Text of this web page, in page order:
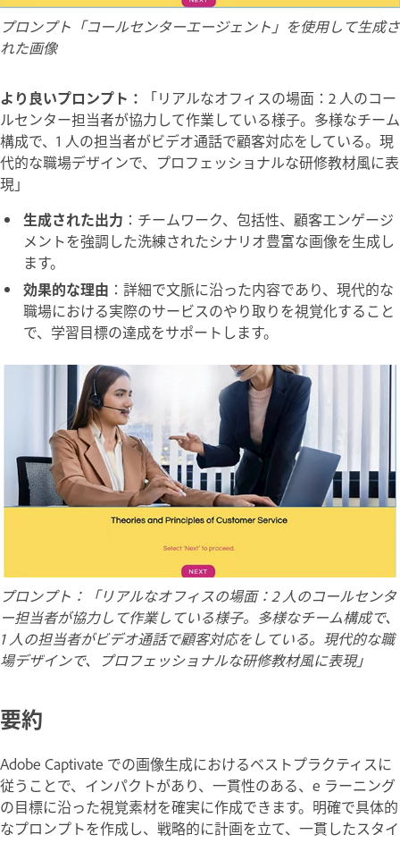
プロンプト「コールセンターエージェント」を使用して生成さ
れた画像
より良いプロンプト：
「リアルなオフィスの場面：2 人のコー
ルセンター担当者が協力して作業している様子。多様なチーム
構成で、1 人の担当者がビデオ通話で顧客対応をしている。現
代的な職場デザインで、プロフェッショナルな研修教材風に表
現」
生成された出力 ：チームワーク、包括性、顧客エンゲージ
メントを強調した洗練されたシナリオ豊富な画像を生成し
ます。
効果的な理由 ：詳細で文脈に沿った内容であり、現代的な
職場における実際のサービスのやり取りを視覚化すること
で、学習目標の達成をサポートします。
プロンプト：「リアルなオフィスの場面：2 人のコールセンタ
ー担当者が協力して作業している様子。多様なチーム構成で、
1 人の担当者がビデオ通話で顧客対応をしている。現代的な職
場デザインで、プロフェッショナルな研修教材風に表現」
要約
Adobe Captivate での画像生成におけるベストプラクティスに
従うことで、インパクトがあり、一貫性のある、e ラーニング
の目標に沿った視覚素材を確実に作成できます。明確で具体的
なプロンプトを作成し、戦略的に計画を立て、一貫したスタイ